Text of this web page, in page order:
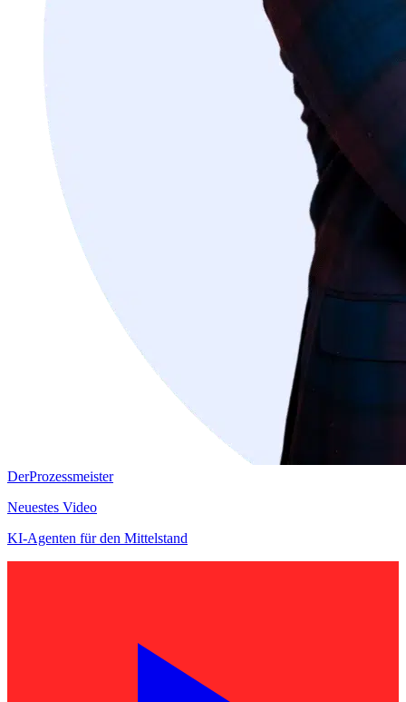
DerProzessmeister
Neuestes Video
KI-Agenten für den Mittelstand